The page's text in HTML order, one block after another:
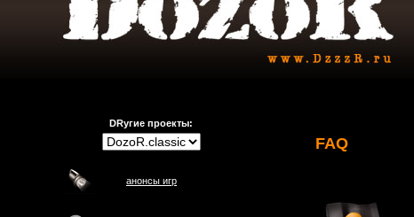
DRугие проекты:
анонсы игр
FAQ